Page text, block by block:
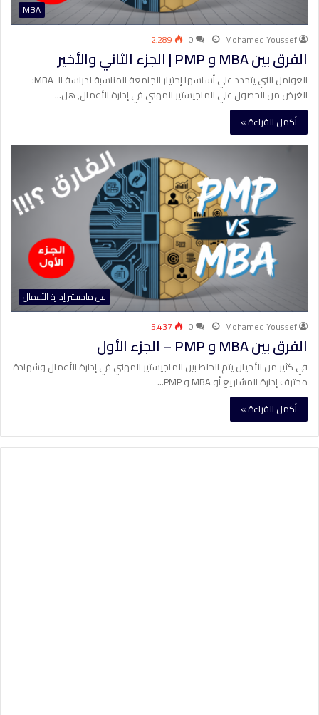
MBA
Mohamed Youssef
0 2٬289
الفرق بين MBA و PMP | الجزء الثاني والأخير
العوامل التي يتحدد علي أساسها إختيار الجامعة المناسبة لدراسة الــMBA:
الغرض من الحصول علي الماجيستير المهني في إدارة الأعمال, هل…
أكمل القراءة »
عن ماجستير إدارة الأعمال
Mohamed Youssef
0 5٬437
الفرق بين MBA و PMP – الجزء الأول
في كثير من الأحيان يتم الخلط بين الماجيستير المهني في إدارة الأعمال وشهادة
محترف إدارة المشاريع أو MBA و PMP…
أكمل القراءة »